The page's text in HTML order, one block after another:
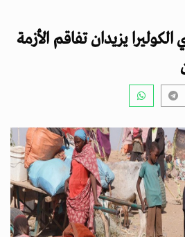
يزيدان تفاقم الأزمة